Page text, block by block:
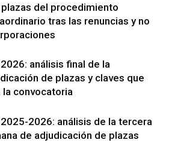
del procedimiento
tras las renuncias y no
2026: análisis final de la
de plazas y claves que
la convocatoria
2025-2026: análisis de la tercera
de adjudicación de plazas